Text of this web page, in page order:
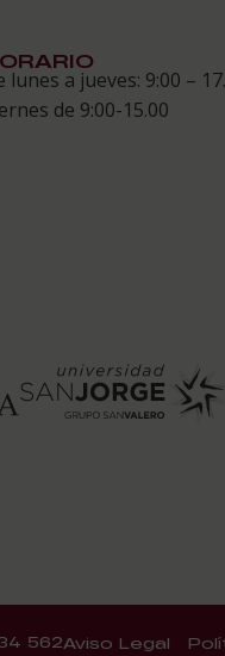
lunes a jueves: 9:00 –
de 9:00-15.00
562Aviso Legal